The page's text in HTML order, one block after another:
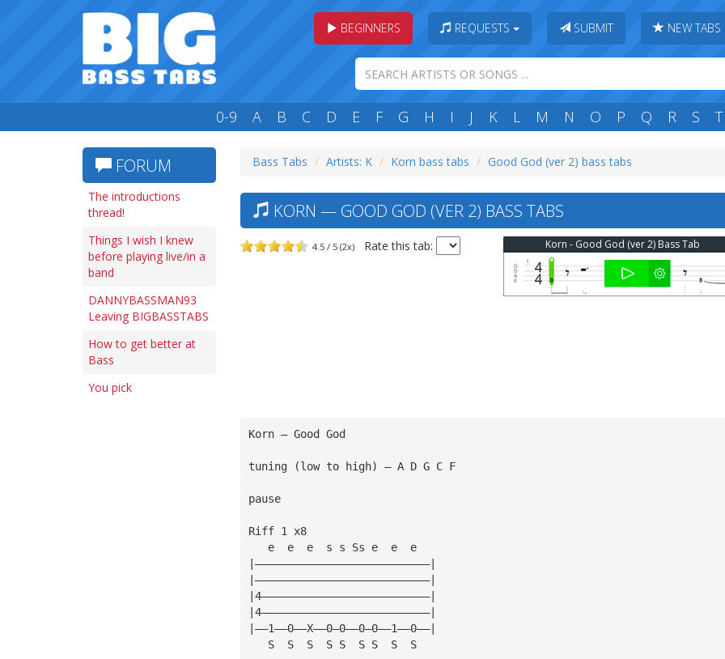
BEGINNERS REQUESTS SUBMIT NEW TABS
0-9 A B C D E F G H I J K L M N O P Q R S T
FORUM
The introductions
thread!
Things I wish I knew
before playing live/in a
band
DANNYBASSMAN93
Leaving BIGBASSTABS
How to get better at
Bass
You pick
Bass Tabs Artists: K Korn bass tabs Good God (ver 2) bass tabs
KORN — GOOD GOD (VER 2) BASS TABS
4.5 / 5 (2x) Rate this tab: Korn - Good God (ver 2) Bass Tab
Korn — Good God
tuning (low to high) — A D G C F
pause
Riff 1 x8
   e  e  e  s s Ss e  e  e
|———————————————————————————|
|———————————————————————————|
|4——————————————————————————|
|4——————————————————————————|
|——1——0——X——0—0——0—0——1——0——|
   S  S  S  S S  S S  S  S